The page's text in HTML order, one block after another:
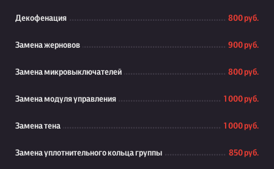
Декофенация 800 руб.
Замена жерновов 900 руб.
Замена микровыключателей 800 руб.
Замена модуля управления 1 000 руб.
Замена тена 1 000 руб.
Замена уплотнительного кольца группы 850 руб.